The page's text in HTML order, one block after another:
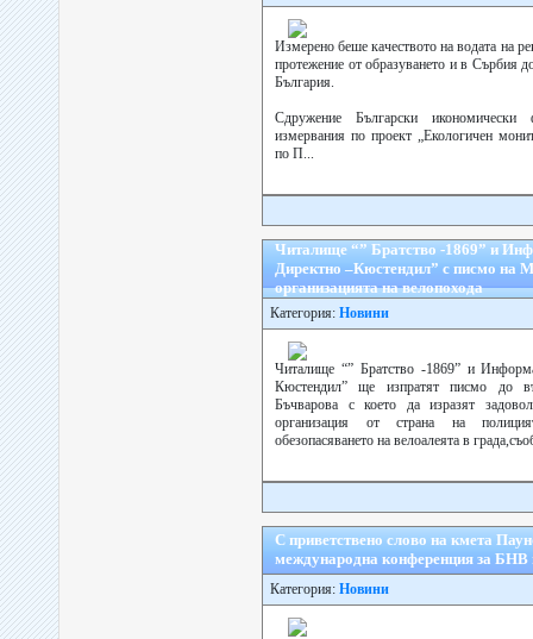
Измерено беше качеството на водата на
протежение от образуването и в Сърбия
България.
Сдружение Български икономически
измервания по проект „Екологичен
по П...
Читалище “” Братство -1869” и
Директно –Кюстендил” с писмо на
организацията на велопохода
Категория: Новини
Читалище “” Братство -1869” и
Кюстендил” ще изпратят писмо до
Бъчварова с което да изразят
организация от страна на
обезопасяването на велоалеята в
С приветствено слово на кмета
международна конференция за БНВ
Категория: Новини